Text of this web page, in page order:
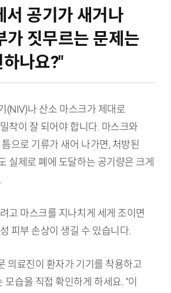
서 공기가 새거나
가 짓무르는 문제는
나요?"
(NIV)나 산소 마스크가 제대로
착이 잘 되어야 합니다. 마스크와
으로 기류가 새어 나가면, 처방된
실제로 폐에 도달하는 공기량은 크게
고 마스크를 지나치게 세게 조이면
피부 손상이 생길 수 있습니다.
의료진이 환자가 기기를 착용하고
모습을 직접 확인하게 하세요. "이